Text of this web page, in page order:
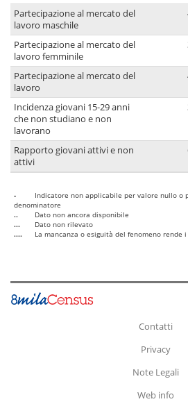
Partecipazione al mercato del
lavoro maschile
Partecipazione al mercato del
lavoro femminile
Partecipazione al mercato del
lavoro
Incidenza giovani 15-29 anni
che non studiano e non
lavorano
Rapporto giovani attivi e non
attivi
-
Indicatore non applicabile per valore nullo o
denominatore
..
Dato non ancora disponibile
...
Dato non rilevato
....
La mancanza o esiguità del fenomeno rende
Contatti
Privacy
Note Legali
Web info